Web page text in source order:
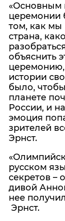
«Основным
церемонии
том, как мы
страна,
объяснить
церемонию,
истории
было,
планете
России, и
эмоция
зрителей
Эрнст.
русском
секретов –
дивой
нее
Эрнст.